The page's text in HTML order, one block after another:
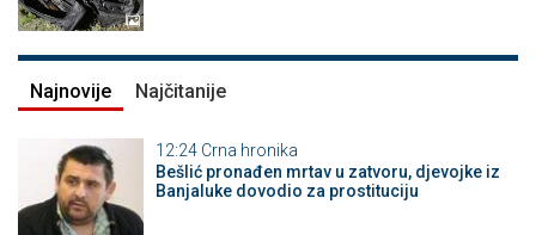
Najnovije Najčitanije
12:24 Crna hronika
Bešlić pronađen mrtav u zatvoru, djevojke iz
Banjaluke dovodio za prostituciju